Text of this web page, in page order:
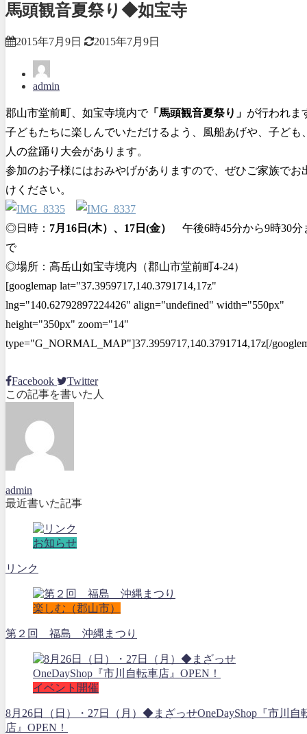
馬頭観音夏祭り◆如宝寺
2015年7月9日 2015年7月9日
admin
郡山市堂前町、如宝寺境内で「馬頭観音夏祭り」 が行われま
子どもたちに楽しんでいただけるよう、風船あげや、子ども
人の盆踊り大会があります。
参加のお子様にはおみやげがありますので、ぜひご家族でお
けください。
◎日時： 7月16日(木）、17日(金） 午後6時45分から9時30分
で
◎場所：高岳山如宝寺境内（郡山市堂前町4-24）
[googlemap lat="37.3959717,140.3791714,17z"
lng="140.62792897224426" align="undefined" width="550px"
height="350px" zoom="14"
type="G_NORMAL_MAP"]37.3959717,140.3791714,17z[/
Facebook
Twitter
この記事を書いた人
admin
最近書いた記事
お知らせ
リンク
楽しむ（郡山市）
第２回 福島 沖縄まつり
イベント開催
8月26日（日）・27日（月）◆まざっせOneDayShop『市川自
店』OPEN！